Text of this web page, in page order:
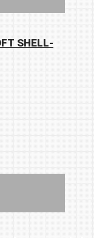
SHELL-